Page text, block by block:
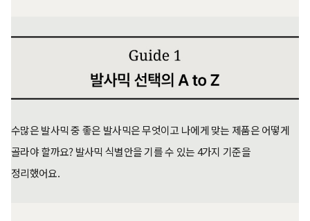
수많은 발사믹 중 좋은 발사믹은 무엇이고 나에게 맞는 제품은 어떻게
골라야 할까요? 발사믹 식별안을 기를 수 있는 4가지 기준을
정리했어요.